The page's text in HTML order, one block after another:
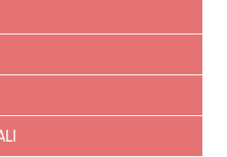
Manifestazioni
Atleti Cinofili
Locandine Ufficiali